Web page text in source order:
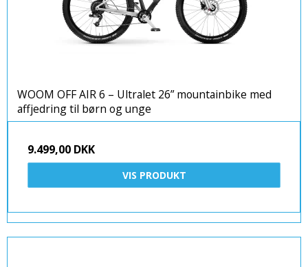
WOOM OFF AIR 6 – Ultralet 26” mountainbike med
affjedring til børn og unge
9.499,00 DKK
VIS PRODUKT